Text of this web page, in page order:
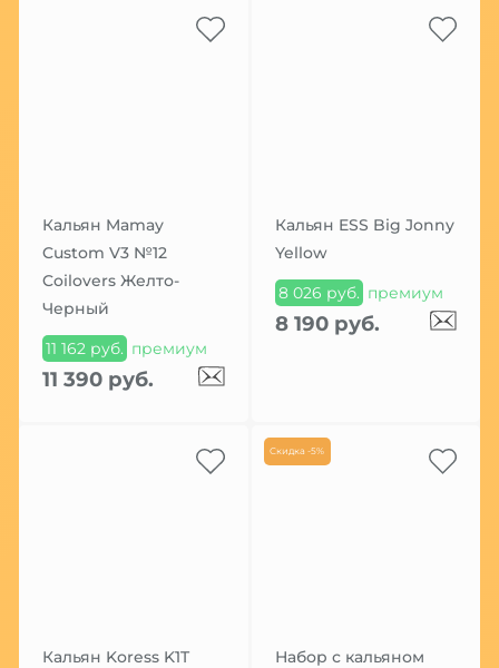
Кальян Mamay
Custom V3 №12
Coilovers Желто-
Черный
11 162 руб. премиум
11 390 руб.
Кальян ESS Big Jonny
Yellow
8 026 руб. премиум
8 190 руб.
Кальян Koress K1T
Скидка -5%
Набор с кальяном